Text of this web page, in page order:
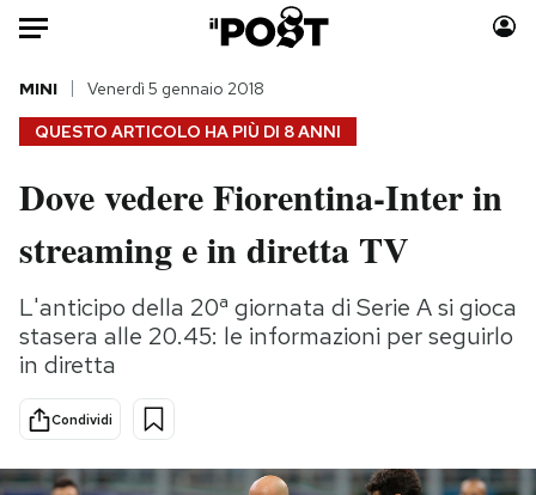
HOME
Italia
Politica
Tecnologia
Internet
Scienza
Cultura
Economia
Sport
Moda
Consumismi
Storie/Idee
Ok Boomer!
Mondiali calcio 2026
QUESTO ARTICOLO HA PIÙ DI 8 ANNI
MINI Venerdì 5 gennaio 2018
Dove vedere Fiorentina-Inter in
streaming e in diretta TV
L'anticipo della 20ª giornata di Serie A si gioca
stasera alle 20.45: le informazioni per seguirlo
in diretta
Condividi